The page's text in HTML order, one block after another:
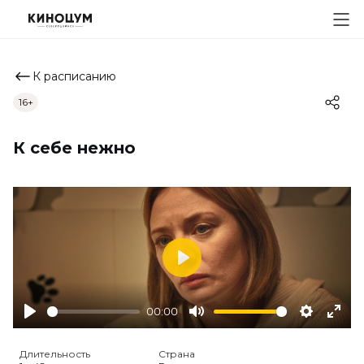
К расписанию
К себе нежно
16+
Play
00:00
Mute Settings
Play
Длительность
Страна